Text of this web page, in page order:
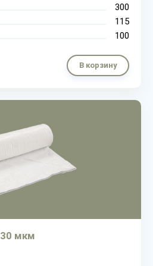
300
115
100
В корзину
мкм